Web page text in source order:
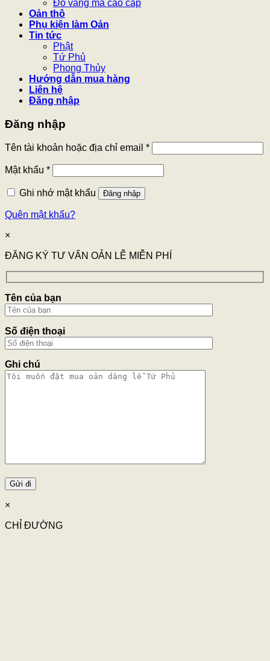
Đồ vàng mã cao cấp
Oản thô
Phụ kiện làm Oản
Tin tức
Phật
Tứ Phủ
Phong Thủy
Hướng dẫn mua hàng
Liên hệ
Đăng nhập
Đăng nhập
Tên tài khoản hoặc địa chỉ email *
Mật khẩu *
Ghi nhớ mật khẩu Đăng nhập
Quên mật khẩu?
×
ĐĂNG KÝ TƯ VẤN OẢN LỄ MIỄN PHÍ
Tên của bạn
Số điện thoại
Ghi chú
×
CHỈ ĐƯỜNG